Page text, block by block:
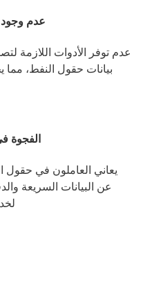
عدم
عدم توفر الأدوات
بيانات حقول النفط،
الفجوة
يعاني العاملون في حقول
عن البيانات السريعة